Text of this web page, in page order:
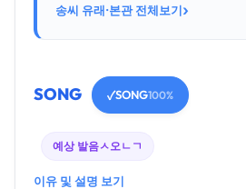
송씨 유래·본관 전체보기›
SONG ✓SONG100%
예상 발음ㅅ오ㄴㄱ
이유 및 설명 보기